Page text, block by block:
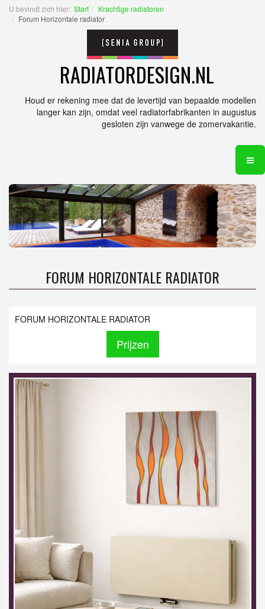
U bevindt zich hier: Start
Krachtige radiatoren
Forum Horizontale radiator
RADIATORDESIGN.NL
Houd er rekening mee dat de levertijd van bepaalde modellen
langer kan zijn, omdat veel radiatorfabrikanten in augustus
gesloten zijn vanwege de zomervakantie.
FORUM HORIZONTALE RADIATOR
FORUM HORIZONTALE RADIATOR
Prijzen